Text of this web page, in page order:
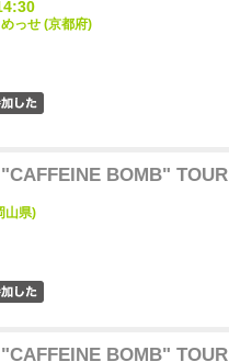
っせ (京都府)
BOMB" TOUR
山県)
BOMB" TOUR